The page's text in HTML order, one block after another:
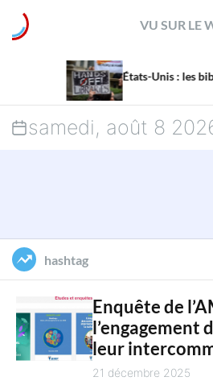
p
o
n
VU SUR LE
États-Unis : les bibliothèques dans la
samedi, août 8
hashtag
Enquête de
l’engagement
leur
culture en 2025
21 décembre 2025